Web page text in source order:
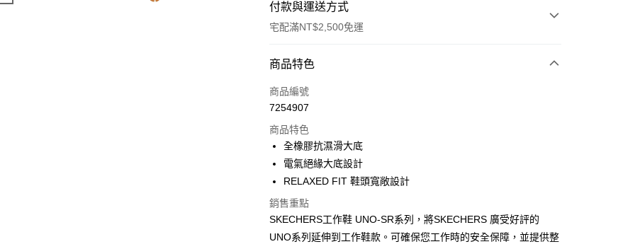
付款與運送方式
宅配滿NT$2,500免運
付款方式
信用卡一次付款
大哥付你分期
相關說明
1.本服務由台灣大哥大提供，台灣大哥大用戶可立即使用無須另外申請。
2.付款方式選擇「大哥付你分期」，訂單成立後會自動跳轉到大哥付的交易
流程，驗證手機門號後，選擇欲分期的期數、繳款截止日，確認付款後即
完成交易。
3.實際核准額度、可分期數及費用金額請依後續交易確認頁面所載為準。
ATM付款
商品特色
商品編號
7254907
商品特色
全橡膠抗濕滑大底
電氣絕緣大底設計
RELAXED FIT 鞋頭寬敞設計
銷售重點
SKECHERS工作鞋 UNO-SR系列，將SKECHERS 廣受好評的
UNO系列延伸到工作鞋款。可確保您工作時的安全保障，並提供整